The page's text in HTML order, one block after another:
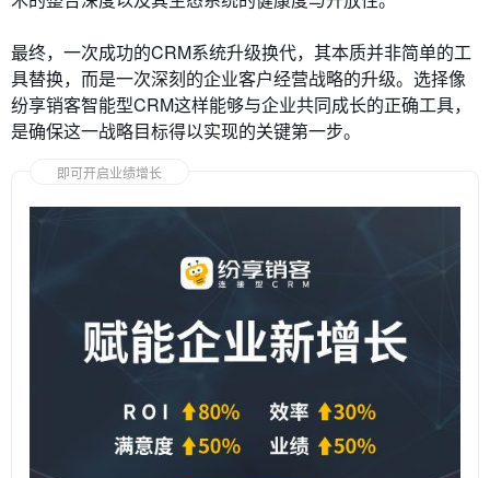
最终，一次成功的CRM系统升级换代，其本质并非简单的工
具替换，而是一次深刻的企业客户经营战略的升级。选择像
纷享销客智能型CRM这样能够与企业共同成长的正确工具，
是确保这一战略目标得以实现的关键第一步。
即可开启业绩增长